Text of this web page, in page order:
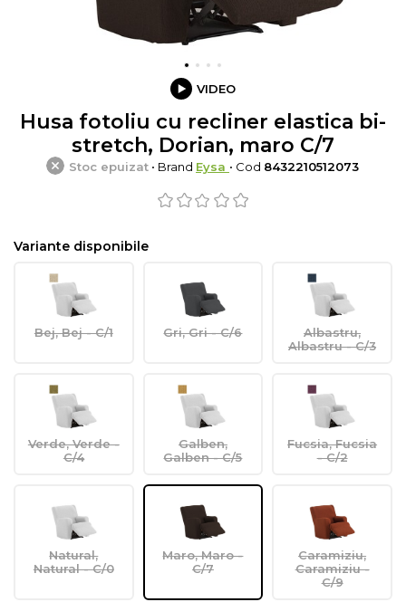
VIDEO
Husa fotoliu cu recliner elastica bi-
stretch, Dorian, maro C/7
Stoc epuizat • Brand Eysa • Cod 8432210512073
Variante disponibile
Bej, Bej - C/1 Gri, Gri - C/6
Albastru,
Albastru - C/3
Verde, Verde -
C/4
Galben,
Galben - C/5
Fucsia, Fucsia
- C/2
Natural,
Natural - C/0
Maro, Maro -
C/7
Caramiziu,
Caramiziu -
C/9